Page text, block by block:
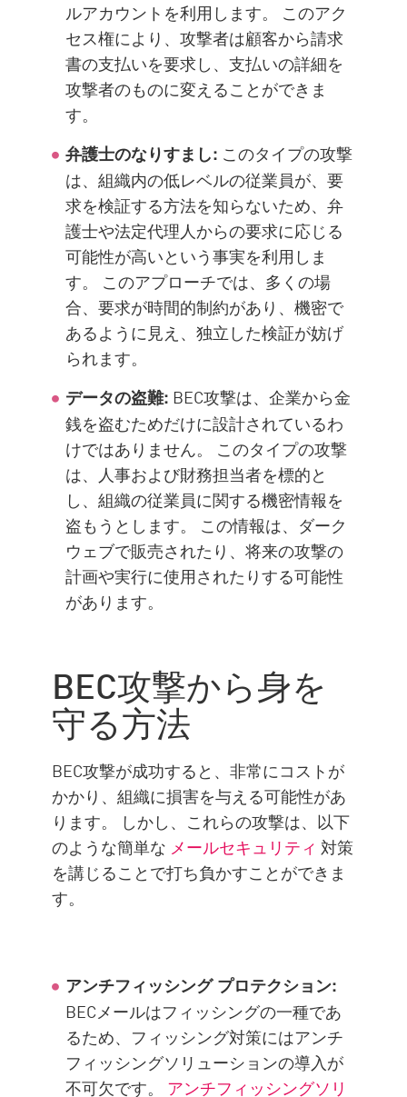
ルアカウントを利用します。 このアク
セス権により、攻撃者は顧客から請求
書の支払いを要求し、支払いの詳細を
攻撃者のものに変えることができま
す。
弁護士のなりすまし: このタイプの攻撃
は、組織内の低レベルの従業員が、要
求を検証する方法を知らないため、弁
護士や法定代理人からの要求に応じる
可能性が高いという事実を利用しま
す。 このアプローチでは、多くの場
合、要求が時間的制約があり、機密で
あるように見え、独立した検証が妨げ
られます。
データの盗難: BEC攻撃は、企業から金
銭を盗むためだけに設計されているわ
けではありません。 このタイプの攻撃
は、人事および財務担当者を標的と
し、組織の従業員に関する機密情報を
盗もうとします。 この情報は、ダーク
ウェブで販売されたり、将来の攻撃の
計画や実行に使用されたりする可能性
があります。
BEC攻撃から身を
守る方法
BEC攻撃が成功すると、非常にコストが
かかり、組織に損害を与える可能性があ
ります。 しかし、これらの攻撃は、以下
のような簡単な メールセキュリティ 対策
を講じることで打ち負かすことができま
す。
アンチフィッシング プロテクション:
BECメールはフィッシングの一種であ
るため、フィッシング対策にはアンチ
フィッシングソリューションの導入が
不可欠です。 アンチフィッシングソリ